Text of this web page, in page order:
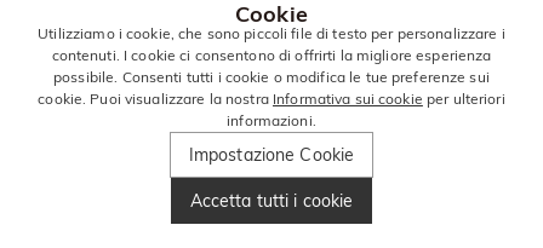
Cookie
Utilizziamo i cookie, che sono piccoli file di testo per personalizzare i
contenuti. I cookie ci consentono di offrirti la migliore esperienza
possibile. Consenti tutti i cookie o modifica le tue preferenze sui
cookie. Puoi visualizzare la nostra Informativa sui cookie per ulteriori
informazioni.
Impostazione Cookie
Accetta tutti i cookie